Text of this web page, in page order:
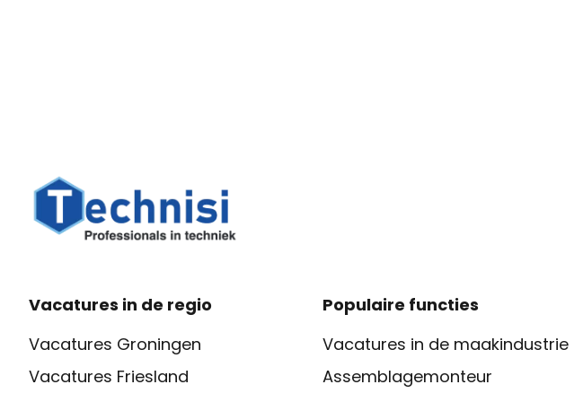
Vacatures in de regio
Vacatures Groningen
Vacatures Friesland
Populaire functies
Vacatures in de maakindustrie
Assemblagemonteur